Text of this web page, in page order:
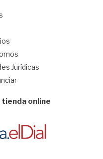
Jurídicas
online